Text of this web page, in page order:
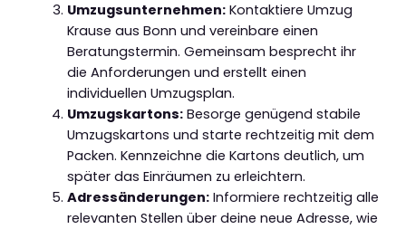
Umzugsunternehmen:Kontaktiere Umzug
Krause aus Bonn und vereinbare einen
Beratungstermin. Gemeinsam besprecht ihr
die Anforderungen und erstellt einen
individuellen Umzugsplan.
Umzugskartons:Besorge genügend stabile
Umzugskartons und starte rechtzeitig mit dem
Packen. Kennzeichne die Kartons deutlich, um
später das Einräumen zu erleichtern.
Adressänderungen:Informiere rechtzeitig alle
relevanten Stellen über deine neue Adresse, wie